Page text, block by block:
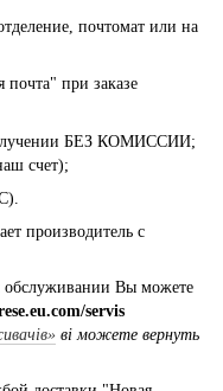
почтомат или на
почта" при заказе
БЕЗ КОМИССИИ;
счет);
производитель с
Вы можете
servis
ві можете вернуть